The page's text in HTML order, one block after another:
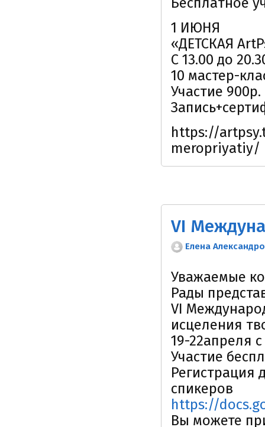
1 ИЮНЯ
«ДЕТСКАЯ
С 13.00 до
10 мастер-
Участие 900р.
https://
meropriyatiy/
Елена
Уважаемые
Рады
VI
исцеления
19-22апреля
Участие
Регистрация
спикеров
https://
Вы можете